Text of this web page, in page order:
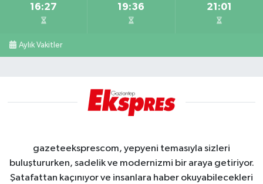
16:27 19:36 21:01
Aylık Vakitler
gazeteeksprescom, yepyeni temasıyla sizleri
buluştururken, sadelik ve modernizmi bir araya getiriyor.
Şatafattan kaçınıyor ve insanlara haber okuyabilecekleri